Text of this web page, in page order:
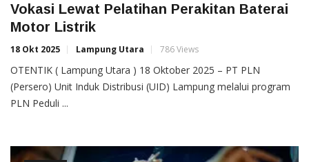
Vokasi Lewat Pelatihan Perakitan Baterai
Motor Listrik
18 Okt 2025 Lampung Utara 786 Views
OTENTIK ( Lampung Utara ) 18 Oktober 2025 – PT PLN
(Persero) Unit Induk Distribusi (UID) Lampung melalui program
PLN Peduli ...